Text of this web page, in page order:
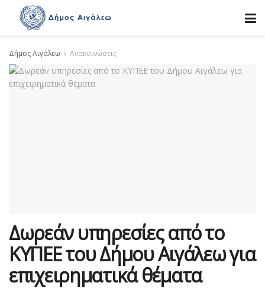
Δήμος Αιγάλεω Ανακοινώσεις
Δωρεάν υπηρεσίες από το
ΚΥΠΕΕ του Δήμου Αιγάλεω για
επιχειρηματικά θέματα